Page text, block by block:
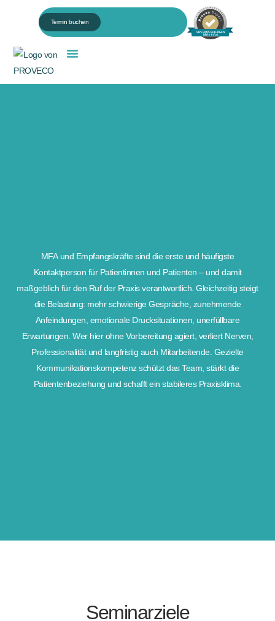
98% EMPFEHLUNGEN
Mehr Infos
Termin buchen
MFA und Empfangskräfte sind die erste und häufigste
Kontaktperson für Patientinnen und Patienten – und damit
maßgeblich für den Ruf der Praxis verantwortlich. Gleichzeitig steigt
die Belastung: mehr schwierige Gespräche, zunehmende
Anfeindungen, emotionale Drucksituationen, unerfüllbare
Erwartungen. Wer hier ohne Vorbereitung agiert, verliert Nerven,
Professionalität und langfristig auch Mitarbeitende. Gezielte
Kommunikationskompetenz schützt das Team, stärkt die
Patientenbeziehung und schafft ein stabileres Praxisklima.
Seminarziele